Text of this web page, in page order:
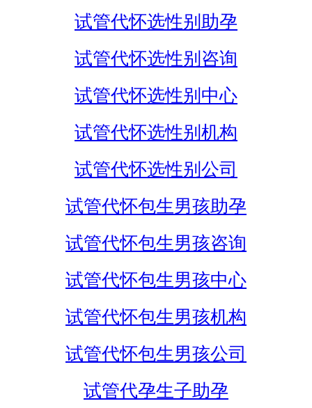
试管代怀选性别助孕
试管代怀选性别咨询
试管代怀选性别中心
试管代怀选性别机构
试管代怀选性别公司
试管代怀包生男孩助孕
试管代怀包生男孩咨询
试管代怀包生男孩中心
试管代怀包生男孩机构
试管代怀包生男孩公司
试管代孕生子助孕